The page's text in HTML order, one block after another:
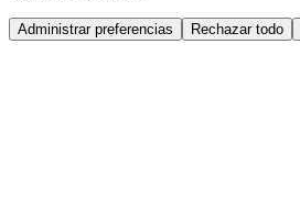
Administrar preferencias Rechazar todo